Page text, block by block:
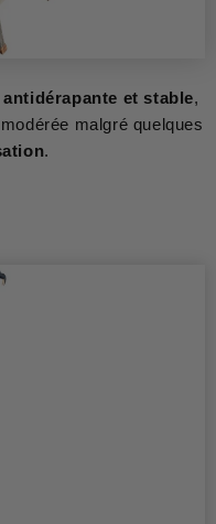
antidérapante et stable,
malgré quelques
.